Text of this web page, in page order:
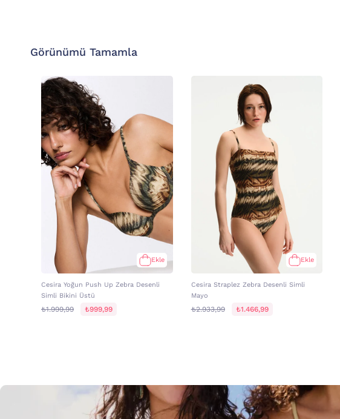
Görünümü Tamamla
Ekle
Cesira Yoğun Push Up Zebra Desenli
Simli Bikini Üstü
₺1.999,99 ₺999,99
Ekle
Cesira Straplez Zebra Desenli Simli
Mayo
₺2.933,99 ₺1.466,99